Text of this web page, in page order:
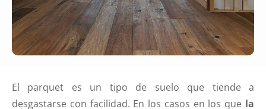
El parquet es un tipo de suelo que tiende a
desgastarse con facilidad. En los casos en los que la